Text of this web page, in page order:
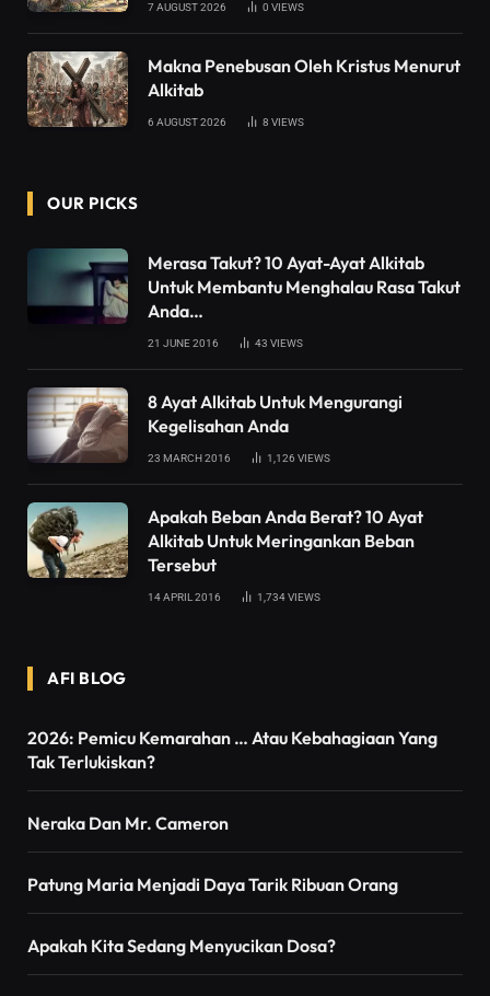
7 AUGUST 2026 0 VIEWS
Makna Penebusan Oleh Kristus Menurut
Alkitab
6 AUGUST 2026 8 VIEWS
OUR PICKS
Merasa Takut? 10 Ayat-Ayat Alkitab
Untuk Membantu Menghalau Rasa Takut
Anda…
21 JUNE 2016 43 VIEWS
8 Ayat Alkitab Untuk Mengurangi
Kegelisahan Anda
23 MARCH 2016 1,126 VIEWS
Apakah Beban Anda Berat? 10 Ayat
Alkitab Untuk Meringankan Beban
Tersebut
14 APRIL 2016 1,734VIEWS
AFI BLOG
2026: Pemicu Kemarahan … Atau Kebahagiaan Yang
Tak Terlukiskan?
Neraka Dan Mr. Cameron
Patung Maria Menjadi Daya Tarik Ribuan Orang
Apakah Kita Sedang Menyucikan Dosa?